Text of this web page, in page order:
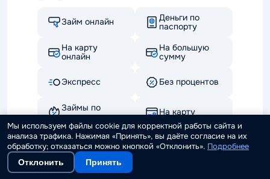
Займ онлайн
Деньги по
паспорту
На карту
онлайн
На большую
сумму
Экспресс Без процентов
Займы по
акции
На карту
Наличными До зарплаты
Под залог авто
Мы используем файлы cookie для корректной работы сайта и
анализа трафика. Нажимая «Принять», вы даёте согласие на их
обработку; отказаться можно кнопкой «Отклонить». Подробнее
Отклонить Принять